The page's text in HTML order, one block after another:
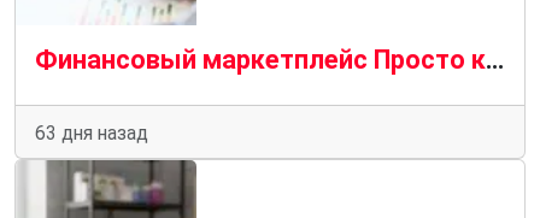
Финансовый маркетплейс Просто как лучший выбор для пользователей
63 дня назад